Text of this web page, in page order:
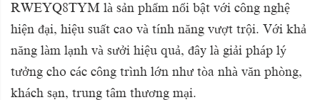
RWEYQ8TYM là sản phẩm nổi bật với công nghệ
hiện đại, hiệu suất cao và tính năng vượt trội. Với khả
năng làm lạnh và sưởi hiệu quả, đây là giải pháp lý
tưởng cho các công trình lớn như tòa nhà văn phòng,
khách sạn, trung tâm thương mại.